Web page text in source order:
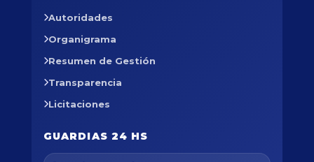
Autoridades
Organigrama
Resumen de Gestión
Transparencia
Licitaciones
GUARDIAS 24 HS